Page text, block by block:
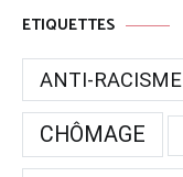
ETIQUETTES
ANTI-RACISME
CHÔMAGE